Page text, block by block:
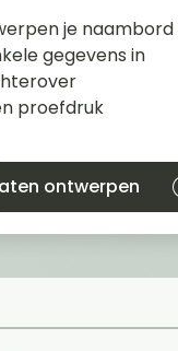
je naambord
gegevens in
proefdruk
ontwerpen